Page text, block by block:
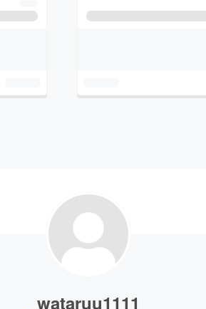
wataruu1111